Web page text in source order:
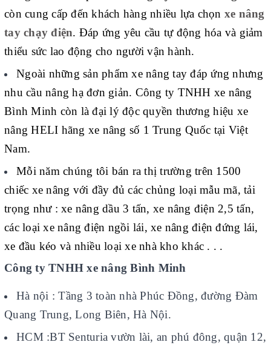
còn cung cấp đến khách hàng nhiều lựa chọn xe nâng
tay chạy điện. Đáp ứng yêu cầu tự động hóa và giảm
thiểu sức lao động cho người vận hành.
Ngoài những sản phẩm xe nâng tay đáp ứng nhưng
nhu cầu nâng hạ đơn giản. Công ty TNHH xe nâng
Bình Minh còn là đại lý độc quyền thương hiệu xe
nâng HELI hãng xe nâng số 1 Trung Quốc tại Việt
Nam.
Mỗi năm chúng tôi bán ra thị trường trên 1500
chiếc xe nâng với đầy đủ các chủng loại mẫu mã, tải
trọng như : xe nâng dầu 3 tấn, xe nâng điện 2,5 tấn,
các loại xe nâng điện ngồi lái, xe nâng điện đứng lái,
xe đầu kéo và nhiều loại xe nhà kho khác . . .
Công ty TNHH xe nâng Bình Minh
Hà nội : Tầng 3 toàn nhà Phúc Đồng, đường Đàm
Quang Trung, Long Biên, Hà Nội.
HCM :BT Senturia vườn lài, an phú đông, quận 12,